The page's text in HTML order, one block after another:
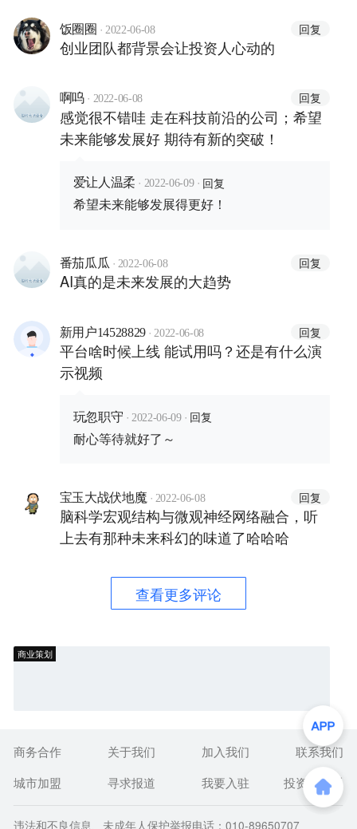
饭圈圈 · 2022-06-08 回复
创业团队都背景会让投资人心动的
啊呜 · 2022-06-08 回复
感觉很不错哇 走在科技前沿的公司；希望
未来能够发展好 期待有新的突破！
爱让人温柔 · 2022-06-09 · 回复
希望未来能够发展得更好！
番茄瓜瓜 · 2022-06-08 回复
AI真的是未来发展的大趋势
新用户14528829 · 2022-06-08 回复
平台啥时候上线 能试用吗？还是有什么演
示视频
玩忽职守 · 2022-06-09 · 回复
耐心等待就好了～
宝玉大战伏地魔 · 2022-06-08 回复
脑科学宏观结构与微观神经网络融合，听
上去有那种未来科幻的味道了哈哈哈
查看更多评论
商业策划
商务合作 关于我们 加入我们
联系我们
城市加盟
寻求报道 我要入驻 投资者关系
违法和不良信息、未成年人保护举报电话：010-89650707